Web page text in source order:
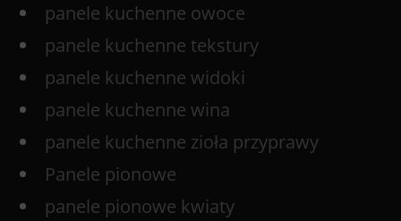
panele kuchenne owoce
panele kuchenne tekstury
panele kuchenne widoki
panele kuchenne wina
panele kuchenne zioła przyprawy
Panele pionowe
panele pionowe kwiaty